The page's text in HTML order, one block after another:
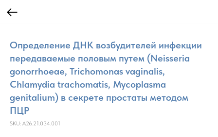
Определение ДНК возбудителей инфекции
передаваемые половым путем (Neisseria
gonorrhoeae, Trichomonas vaginalis,
Chlamydia trachomatis, Mycoplasma
genitalium) в секрете простаты методом
ПЦР
SKU: A26.21.034.001